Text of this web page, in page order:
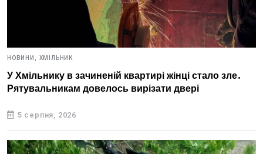
НОВИНИ, ХМІЛЬНИК
У Хмільнику в зачиненій квартирі жінці стало зле.
Рятувальникам довелось вирізати двері
5 серпня, 2026